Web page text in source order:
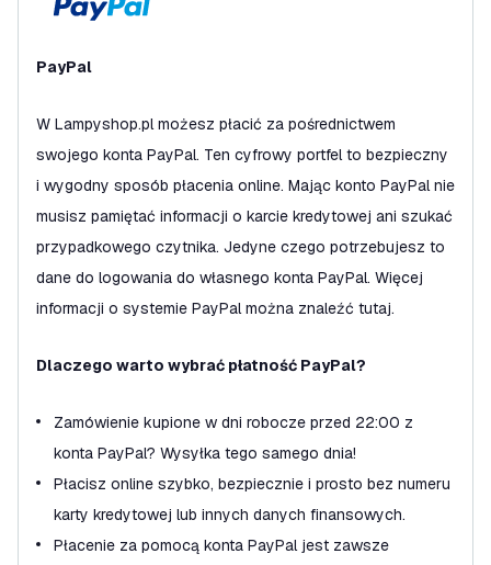
PayPal
W Lampyshop.pl możesz płacić za pośrednictwem
swojego konta PayPal. Ten cyfrowy portfel to bezpieczny
i wygodny sposób płacenia online. Mając konto PayPal nie
musisz pamiętać informacji o karcie kredytowej ani szukać
przypadkowego czytnika. Jedyne czego potrzebujesz to
dane do logowania do własnego konta PayPal. Więcej
informacji o systemie PayPal można znaleźć tutaj.
Dlaczego warto wybrać płatność PayPal?
Zamówienie kupione w dni robocze przed 22:00 z
konta PayPal? Wysyłka tego samego dnia!
Płacisz online szybko, bezpiecznie i prosto bez numeru
karty kredytowej lub innych danych finansowych.
Płacenie za pomocą konta PayPal jest zawsze